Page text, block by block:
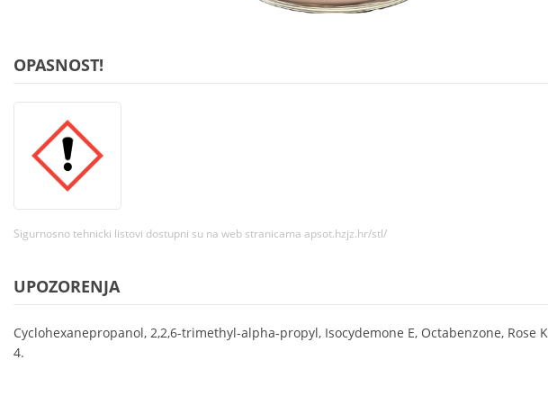
OPASNOST!
Sigurnosno tehnicki listovi dostupni su na web stranicama apsot.hzjz.hr/stl/
UPOZORENJA
Cyclohexanepropanol, 2,2,6-trimethyl-alpha-propyl, Isocydemone E, Octabenzone, Rose
4.